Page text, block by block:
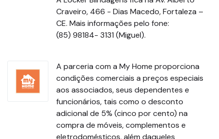
Craveiro, 466 - Dias Macedo, Fortaleza –
CE. Mais informações pelo fone:
(85) 98184- 3131 (Miguel).
A parceria com a My Home proporciona
condições comerciais a preços especiais
aos associados, seus dependentes e
funcionários, tais como o desconto
adicional de 5% (cinco por cento) na
compra de móveis, complementos e
eletrodomésticos, além daqueles